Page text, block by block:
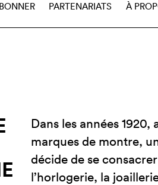
PARTENARIATS À
Dans les années
marques de montre,
décide de se
l’horlogerie, la